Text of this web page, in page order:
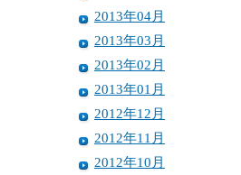
2013年04月
2013年03月
2013年02月
2013年01月
2012年12月
2012年11月
2012年10月